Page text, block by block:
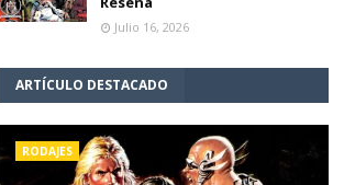
Julio 16, 2026
ARTÍCULO DESTACADO
RODAJES